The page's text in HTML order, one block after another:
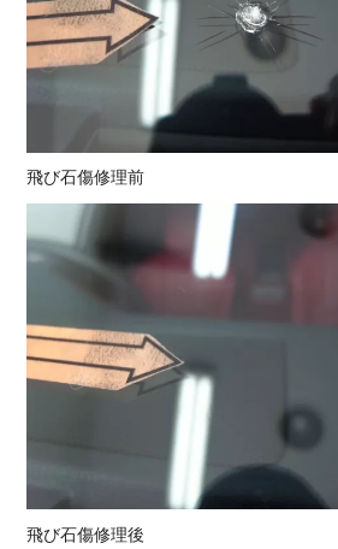
飛び石傷修理前
飛び石傷修理後